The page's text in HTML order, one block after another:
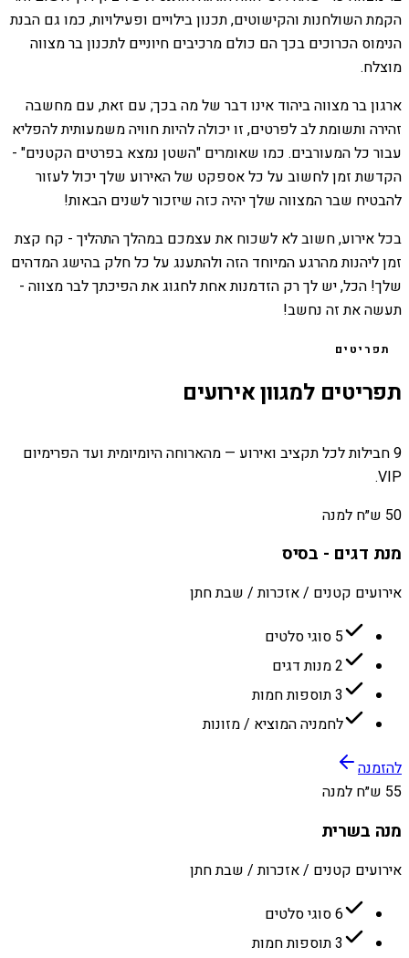
הקמת השולחנות והקישוטים, תכנון בילויים ופעילויות, כמו גם הבנת
הנימוס הכרוכים בכך הם כולם מרכיבים חיוניים לתכנון בר מצווה
מוצלח.
ארגון בר מצווה ביהוד אינו דבר של מה בכך; עם זאת, עם מחשבה
זהירה ותשומת לב לפרטים, זו יכולה להיות חוויה משמעותית להפליא
עבור כל המעורבים. כמו שאומרים "השטן נמצא בפרטים הקטנים" -
הקדשת זמן לחשוב על כל אספקט של האירוע שלך יכול לעזור
להבטיח שבר המצווה שלך יהיה כזה שיזכור לשנים הבאות!
בכל אירוע, חשוב לא לשכוח את עצמכם במהלך התהליך - קח קצת
זמן ליהנות מהרגע המיוחד הזה ולהתענג על כל חלק בהישג המדהים
שלך! הכל, יש לך רק הזדמנות אחת לחגוג את הפיכתך לבר מצווה -
תעשה את זה נחשב!
תפריטים
תפריטים למגוון אירועים
9 חבילות לכל תקציב ואירוע — מהארוחה היומיומית ועד הפרימיום
VIP.
50 ש״ח למנה
מנת דגים - בסיס
אירועים קטנים / אזכרות / שבת חתן
5 סוגי סלטים
2 מנות דגים
3 תוספות חמות
לחמניה המוציא / מזונות
להזמנה
55 ש״ח למנה
מנה בשרית
אירועים קטנים / אזכרות / שבת חתן
6 סוגי סלטים
3 תוספות חמות